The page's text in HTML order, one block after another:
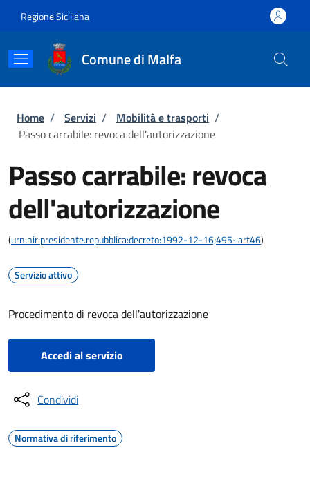
Regione Siciliana
Comune di Malfa
Briciole di pane
Home / Servizi / Mobilità e trasporti /
Passo carrabile: revoca dell'autorizzazione
Passo carrabile: revoca
dell'autorizzazione
(urn:nir:presidente.repubblica:decreto:1992-12-16;495~art46)
Servizio attivo
Procedimento di revoca dell'autorizzazione
Accedi al servizio
Condividi
Normativa di riferimento